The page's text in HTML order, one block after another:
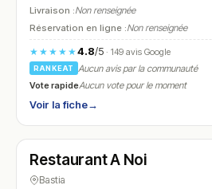
Livraison :Non renseignée
Réservation en ligne :Non renseignée
★★★★★4.8/5· 149 avis Google
RANKEAT
Aucun avis par la communauté
Vote rapideAucun vote pour le moment
Voir la fiche→
N° 17
Restaurant A Noi
Bastia